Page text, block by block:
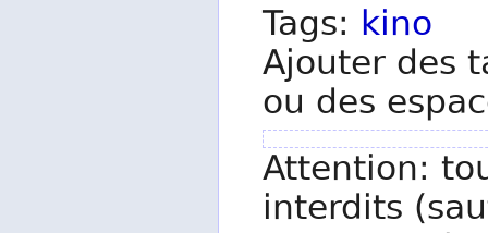
Tags: kino
Ajouter des
ou des
Attention:
interdits